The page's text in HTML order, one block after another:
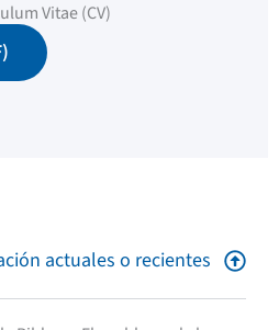
Vitae (CV)
actuales o recientes